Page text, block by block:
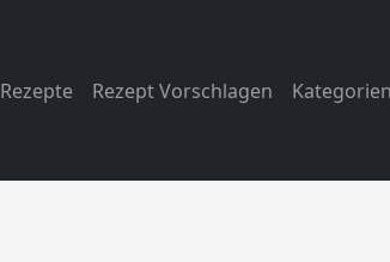
Rezepte Rezept Vorschlagen Kategorien